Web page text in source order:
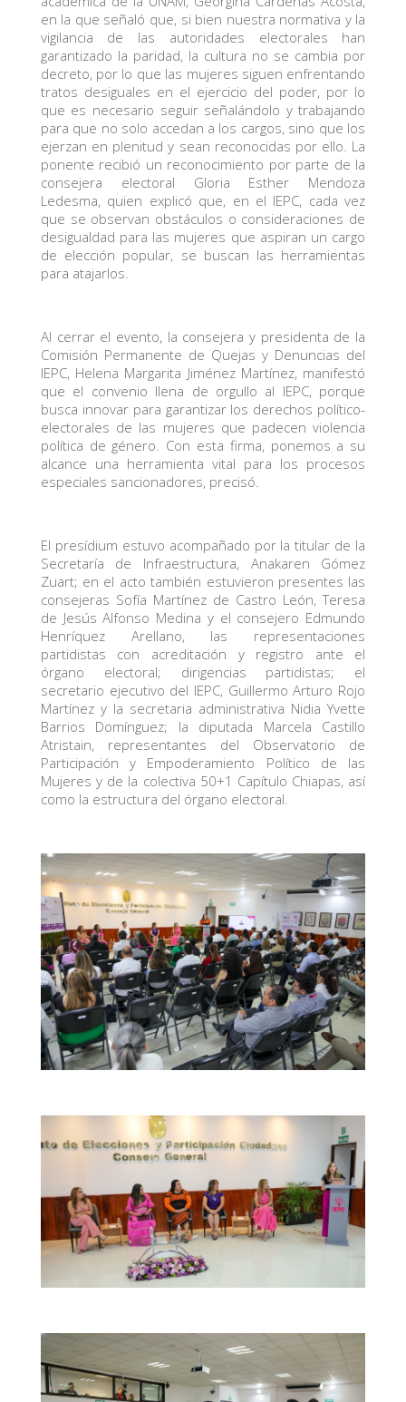
en la que señaló que, si bien nuestra normativa y la
vigilancia de las autoridades electorales han
garantizado la paridad, la cultura no se cambia por
decreto, por lo que las mujeres siguen enfrentando
tratos desiguales en el ejercicio del poder, por lo
que es necesario seguir señalándolo y trabajando
para que no solo accedan a los cargos, sino que los
ejerzan en plenitud y sean reconocidas por ello. La
ponente recibió un reconocimiento por parte de la
consejera electoral Gloria Esther Mendoza
Ledesma, quien explicó que, en el IEPC, cada vez
que se observan obstáculos o consideraciones de
desigualdad para las mujeres que aspiran un cargo
de elección popular, se buscan las herramientas
para atajarlos.
Al cerrar el evento, la consejera y presidenta de la
Comisión Permanente de Quejas y Denuncias del
IEPC, Helena Margarita Jiménez Martínez, manifestó
que el convenio llena de orgullo al IEPC, porque
busca innovar para garantizar los derechos político-
electorales de las mujeres que padecen violencia
política de género. Con esta firma, ponemos a su
alcance una herramienta vital para los procesos
especiales sancionadores, precisó.
El presídium estuvo acompañado por la titular de la
Secretaría de Infraestructura, Anakaren Gómez
Zuart; en el acto también estuvieron presentes las
consejeras Sofía Martínez de Castro León, Teresa
de Jesús Alfonso Medina y el consejero Edmundo
Henríquez Arellano, las representaciones
partidistas con acreditación y registro ante el
órgano electoral; dirigencias partidistas; el
secretario ejecutivo del IEPC, Guillermo Arturo Rojo
Martínez y la secretaria administrativa Nidia Yvette
Barrios Domínguez; la diputada Marcela Castillo
Atristain, representantes del Observatorio de
Participación y Empoderamiento Político de las
Mujeres y de la colectiva 50+1 Capítulo Chiapas, así
como la estructura del órgano electoral.